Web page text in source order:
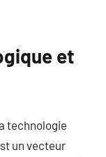
et
technologie
un vecteur